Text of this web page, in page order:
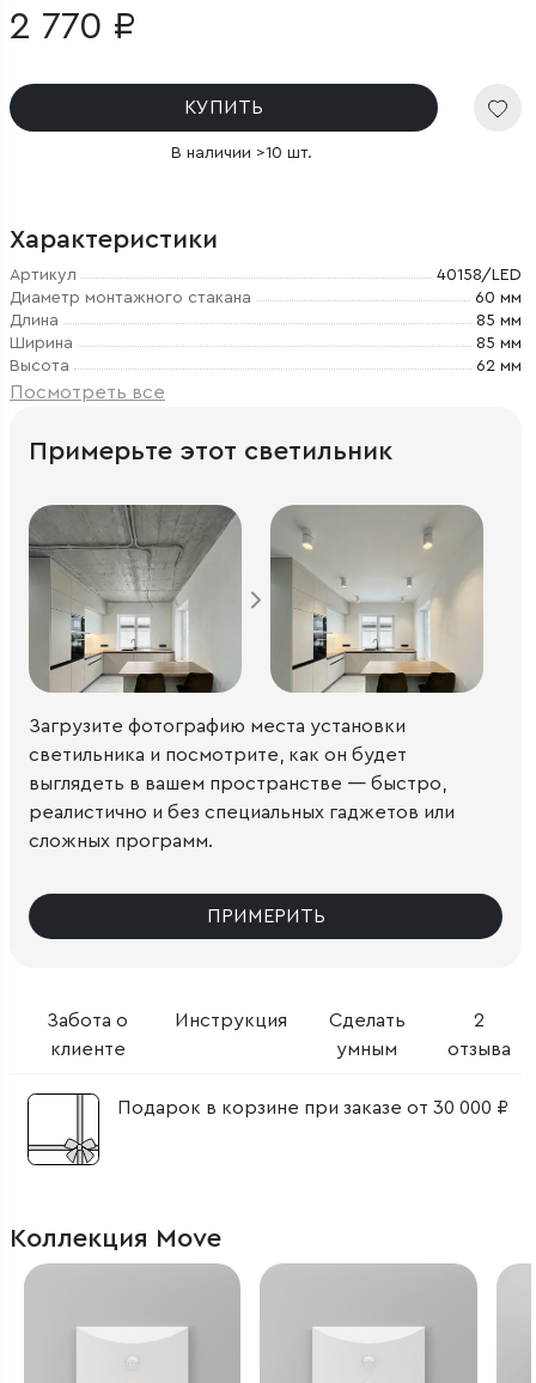
2 770 ₽
КУПИТЬ
В наличии >10 шт.
Характеристики
Артикул
40158/LED
Диаметр монтажного стакана
60 мм
Длина
85 мм
Ширина
85 мм
Высота
62 мм
Посмотреть все
Забота о
клиенте
Инструкция
Сделать
умным
2
отзыва
Подарок в корзине при заказе от 30 000 ₽
Примерьте этот светильник
Загрузите фотографию места установки
светильника и посмотрите, как он будет
выглядеть в вашем пространстве — быстро,
реалистично и без специальных гаджетов или
сложных программ.
ПРИМЕРИТЬ
Коллекция Move